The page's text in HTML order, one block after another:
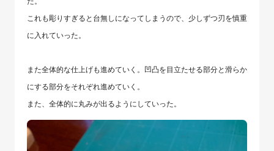
これも彫りすぎると台無しになってしまうので、少しずつ刃を慎重
に入れていった。
また全体的な仕上げも進めていく。凹凸を目立たせる部分と滑らか
にする部分をそれぞれ進めていく。
また、全体的に丸みが出るようにしていった。